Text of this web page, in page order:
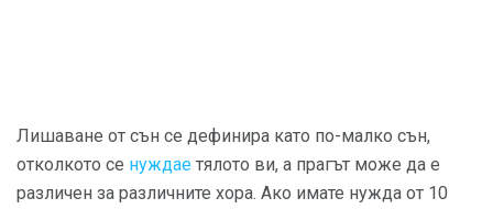
Лишаване от сън се дефинира като по-малко сън,
отколкото се нуждае тялото ви, а прагът може да е
различен за различните хора. Ако имате нужда от 10